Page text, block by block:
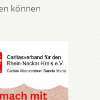
können